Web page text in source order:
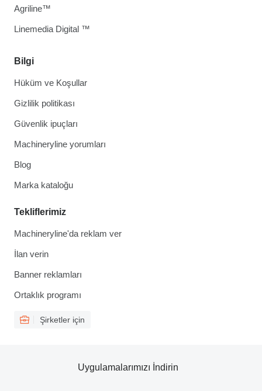
Bilgi
Hüküm ve Koşullar
Gizlilik politikası
Güvenlik ipuçları
Machineryline yorumları
Blog
Marka kataloğu
Tekliflerimiz
Machineryline'da reklam ver
İlan verin
Banner reklamları
Ortaklık programı
Şirketler için
Agriline™
Linemedia Digital ™
Uygulamalarımızı İndirin